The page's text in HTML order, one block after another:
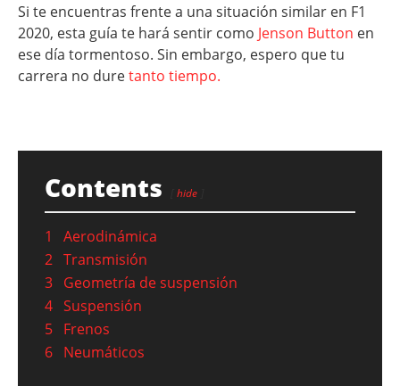
Si te encuentras frente a una situación similar en F1
2020, esta guía te hará sentir como Jenson Button en
ese día tormentoso. Sin embargo, espero que tu
carrera no duretanto tiempo.
Contents hide
1
Aerodinámica
2 Transmisión
3 Geometría de suspensión
4 Suspensión
5 Frenos
6 Neumáticos